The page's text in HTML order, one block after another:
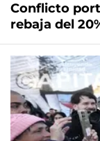
Conflicto
rebaja del